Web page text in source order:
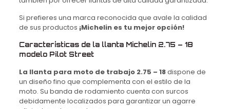
Si prefieres una marca reconocida que avale la calidad
de sus productos ¡Michelin es tu mejor opción!
Características de la llanta Michelin 2.75 – 18
modelo Pilot Street
La llanta para moto de trabajo 2.75 – 18dispone de
un diseño fino que complementa con el estilo de la
moto. Su banda de rodamiento cuenta con surcos
debidamente localizados para garantizar un agarre